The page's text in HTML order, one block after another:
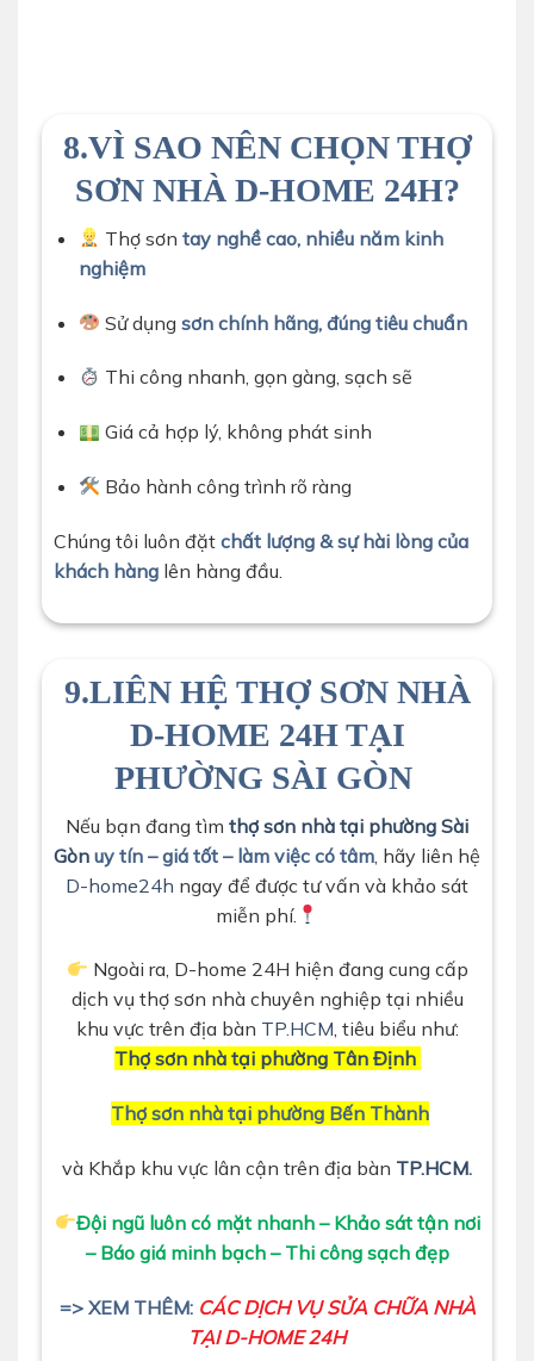
thợ sơn nhà d-home 24 đang vệ sinh lại tường cũ trước
khi sơn
8.VÌ SAO NÊN CHỌN THỢ
SƠN NHÀ D-HOME 24H?
Thợ sơntay nghề cao, nhiều năm kinh
nghiệm
Sử dụngsơn chính hãng, đúng tiêu chuẩn
Thi công nhanh, gọn gàng, sạch sẽ
Giá cả hợp lý, không phát sinh
Bảo hành công trình rõ ràng
Chúng tôi luôn đặt chất lượng & sự hài lòng của
khách hàng lên hàng đầu.
9.LIÊN HỆ THỢ SƠN NHÀ
D-HOME 24H TẠI
PHƯỜNG SÀI GÒN
Nếu bạn đang tìm thợ sơn nhà tại phường Sài
Gòn uy tín – giá tốt – làm việc có tâm , hãy liên hệ
D-home24h ngay để được tư vấn và khảo sát
miễn phí.
Ngoài ra, D-home 24H hiện đang cung cấp
dịch vụ thợ sơn nhà chuyên nghiệp tại nhiều
khu vực trên địa bàn TP.HCM, tiêu biểu như:
Thợ sơn nhà tại phường Tân Định
Thợ sơn nhà tại phường Bến Thành
và Khắp khu vực lân cận trên địa bàn TP.HCM.
Đội ngũ luôn có mặt nhanh – Khảo sát tận nơi
– Báo giá minh bạch – Thi công sạch đẹp
=> XEM THÊM: CÁC DỊCH VỤ SỬA CHỮA NHÀ
TẠI D-HOME 24H